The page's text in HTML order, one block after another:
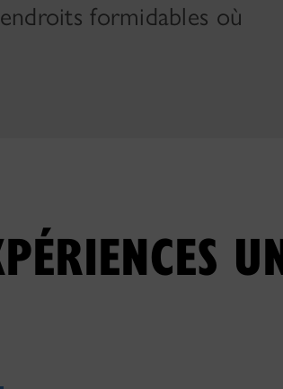
formidables où